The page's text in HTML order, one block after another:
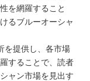
を網羅すること
るブルーオーシャ
を提供し、各市場
することで、読者
ャン市場を見出す